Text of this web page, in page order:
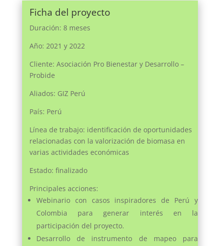
Ficha del proyecto
Duración: 8 meses
Año: 2021 y 2022
Cliente: Asociación Pro Bienestar y Desarrollo –
Probide
Aliados: GIZ Perú
País: Perú
Línea de trabajo: identificación de oportunidades
relacionadas con la valorización de biomasa en
varias actividades económicas
Estado: finalizado
Principales acciones:
Webinario con casos inspiradores de Perú y
Colombia para generar interés en la
participación del proyecto.
Desarrollo de instrumento de mapeo para